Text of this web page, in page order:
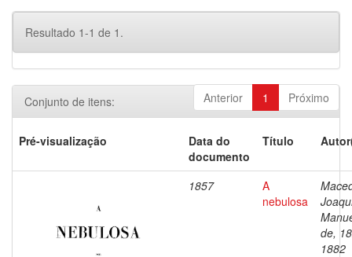
Resultado 1-1 de 1.
Anterior 1 Próximo
Conjunto de itens:
Pré-visualização
Data do
documento
Título
1857
A
nebulosa
de,
1882